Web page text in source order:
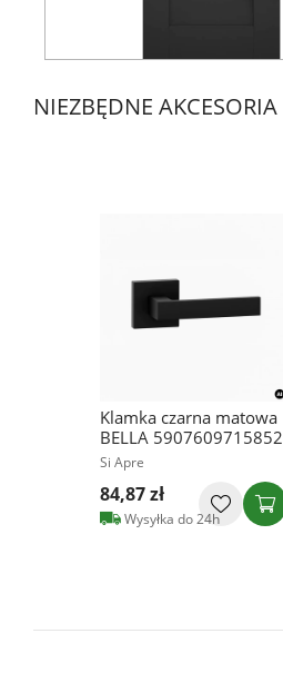
NIEZBĘDNE AKCESORIA
Klamka czarna matowa
BELLA 5907609715852
Si Apre
84,87 zł
Wysyłka do 24h